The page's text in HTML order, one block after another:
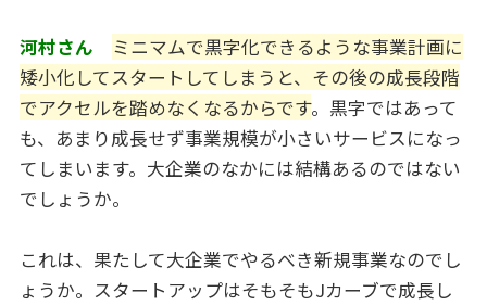
河村さん
ミニマムで黒字化できるような事業計画に
矮小化してスタートしてしまうと、その後の成長段階
でアクセルを踏めなくなるからです。黒字ではあって
も、あまり成長せず事業規模が小さいサービスになっ
てしまいます。大企業のなかには結構あるのではない
でしょうか。
これは、果たして大企業でやるべき新規事業なのでし
ょうか。スタートアップはそもそもJカーブで成長し